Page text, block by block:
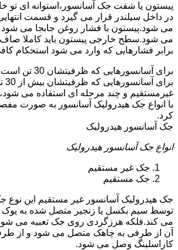
پیستون یا شفت جک آسانسور،استوانه ای تو
در داخل سیلندر قرار می گیرد و قسمت
می شود.پیستون با فشار روغن جابجا می
می شود.سطح خارجی پیستون باید کاملا صاف
برابر فشارهایی که وارد می شود استحکام
برای
غیرمستقیم و چند مرحله ای استفاده می
با انواع جک هیدرولیک آسانسور به صورت
کرد.
جک آسانسور هیدرولیک
انواع جک آسانسور هیدرولیک
جک غیر مستقیم
جک مستقیم
جک هیدرولیک آسانسور غیر مستقیم این نوع جک
توسط سیم بکسل یا زنجیر متصل شده به یوک
می کند.فلکه هرزگردی روی جک تعبیه می
آن از طرفی به چاهک متصل می شود و از
کاراسلینگ وصل می شود.